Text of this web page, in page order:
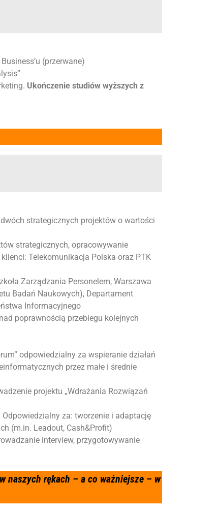
(przerwane)
Ukończenie studiów wyższych z
strategicznych projektów o wartości
strategicznych, opracowywanie
Telekomunikacja Polska oraz PTK
Zarządzania Personelem, Warszawa
Badań Naukowych), Departament
Informacyjnego
poprawnością przebiegu kolejnych
odpowiedzialny za wspieranie działań
przez małe i średnie
projektu „Wdrażania Rozwiązań
Odpowiedzialny za: tworzenie i adaptację
(m.in. Leadout, Cash&Profit)
interview, przygotowywanie
naszych rękach – a co ważniejsze – w